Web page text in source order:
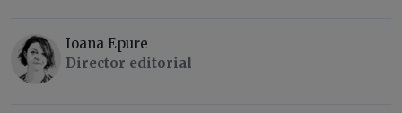
Ioana Epure
Director editorial